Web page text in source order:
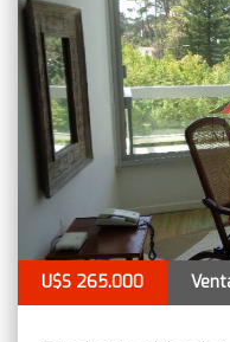
U$S 265.000